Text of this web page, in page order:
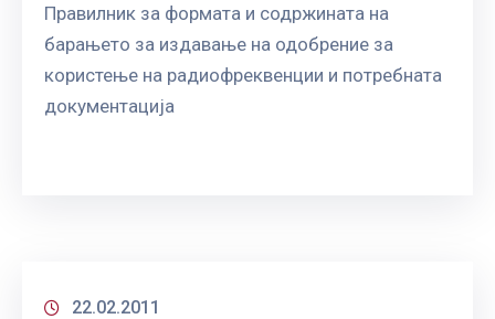
Правилник за формата и содржината на
барањето за издавање на одобрение за
користење на радиофреквенции и потребната
документација
22.02.2011